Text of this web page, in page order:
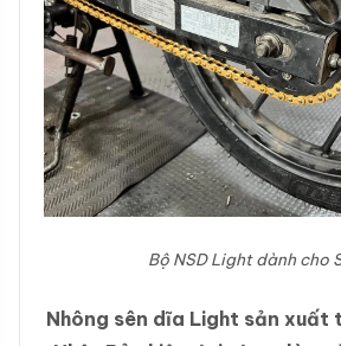
Bộ NSD Light dành cho
Nhông sên dĩa Light sản xuất